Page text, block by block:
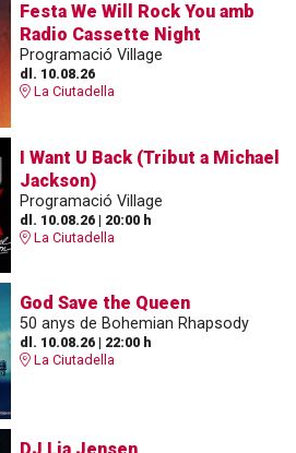
Festa We Will Rock You amb
Radio Cassette Night
Programació Village
dl. 10.08.26
La Ciutadella
I Want U Back (Tribut a Michael
Jackson)
Programació Village
dl. 10.08.26| 20:00 h
La Ciutadella
God Save the Queen
50 anys de Bohemian Rhapsody
dl. 10.08.26| 22:00 h
La Ciutadella